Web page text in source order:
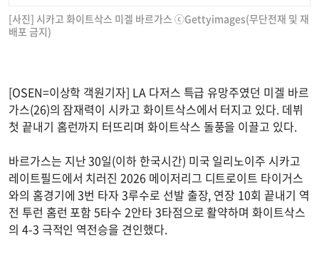
[사진] 시카고 화이트삭스 미겔 바르가스 ⓒGettyimages(무단전재 및 재
배포 금지)
[OSEN=이상학 객원기자] LA 다저스 특급 유망주였던 미겔 바르
가스(26)의 잠재력이 시카고 화이트삭스에서 터지고 있다. 데뷔
첫 끝내기 홈런까지 터뜨리며 화이트삭스 돌풍을 이끌고 있다.
바르가스는 지난 30일(이하 한국시간) 미국 일리노이주 시카고
레이트필드에서 치러진 2026 메이저리그 디트로이트 타이거스
와의 홈경기에 3번 타자 3루수로 선발 출장, 연장 10회 끝내기 역
전 투런 홈런 포함 5타수 2안타 3타점으로 활약하며 화이트삭스
의 4-3 극적인 역전승을 견인했다.